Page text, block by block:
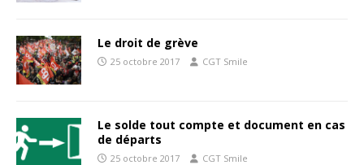
Le droit de grève
25 octobre 2017 CGT Smile
Le solde tout compte et document en cas
de départs
25 octobre 2017 CGT Smile